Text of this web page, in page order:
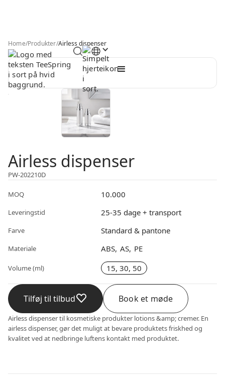
Home/Produkter/Airless dispenser
Airless dispenser
PW-202210D
MOQ 10.000
Leveringstid 25-35 dage + transport
Farve Standard & pantone
Materiale ABS AS PE
Volume (ml) 15, 30, 50
Tilføj til tilbud Book et møde
Airless dispenser til kosmetiske produkter lotions &amp; cremer. En
airless dispenser, gør det muligt at bevare produktets friskhed og
kvalitet ved at nedbringe luftens kontakt med produktet.